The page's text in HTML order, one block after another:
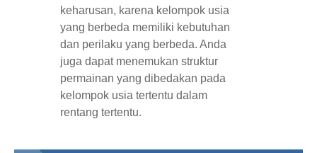
keharusan, karena kelompok usia
yang berbeda memiliki kebutuhan
dan perilaku yang berbeda. Anda
juga dapat menemukan struktur
permainan yang dibedakan pada
kelompok usia tertentu dalam
rentang tertentu.